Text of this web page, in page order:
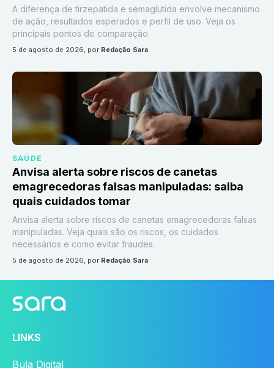
A diferença de tirzepatida e semaglutida envolve mecanismo
de ação, resultados esperados e perfil de uso. Veja os
principais pontos de comparação.
5 de agosto de 2026, por Redação Sara
SAÚDE
Anvisa alerta sobre riscos de canetas
emagrecedoras falsas manipuladas: saiba
quais cuidados tomar
Anvisa alerta sobre riscos de canetas emagrecedoras falsas
manipuladas. Veja quais são os riscos, os cuidados
necessários e como evitar fraudes.
5 de agosto de 2026, por Redação Sara
LINKS
Bula Digital